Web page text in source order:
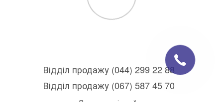
Відділ продажу (044) 299 22 88
Відділ продажу (067) 587 45 70